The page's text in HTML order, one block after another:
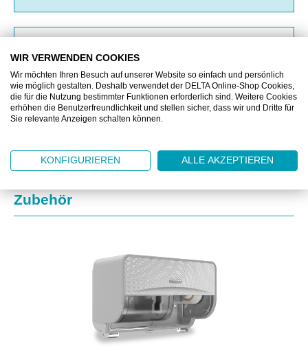
ZUSATZINFORMATIONEN
DOWNLOAD
Produktgalerie überspringen
Zubehör
WIR VERWENDEN COOKIES
Wir möchten Ihren Besuch auf unserer Website so einfach und persönlich
wie möglich gestalten. Deshalb verwendet der DELTA Online-Shop Cookies,
die für die Nutzung bestimmter Funktionen erforderlich sind. Weitere Cookies
erhöhen die Benutzerfreundlichkeit und stellen sicher, dass wir und Dritte für
Sie relevante Anzeigen schalten können.
KONFIGURIEREN ALLE AKZEPTIEREN